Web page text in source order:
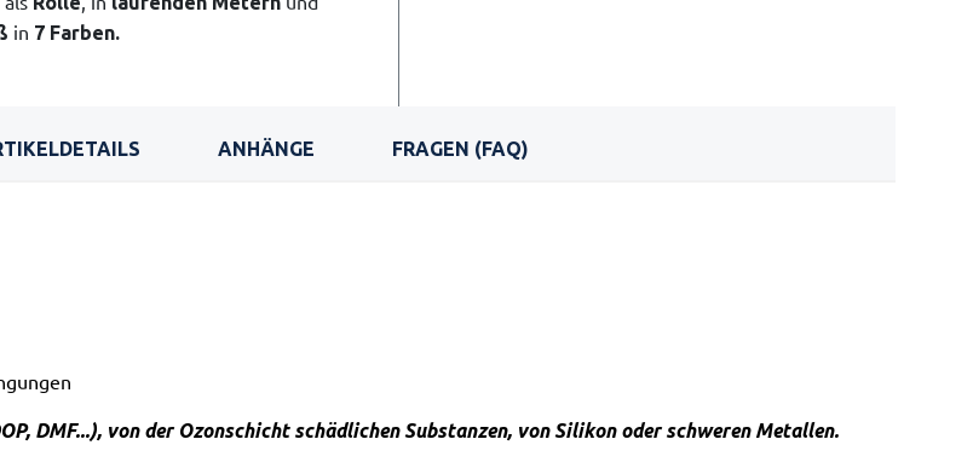
in 7 Farben.
ANHÄNGE FRAGEN (FAQ)
DMF...), von der Ozonschicht schädlichen Substanzen, von Silikon oder schweren Metallen.